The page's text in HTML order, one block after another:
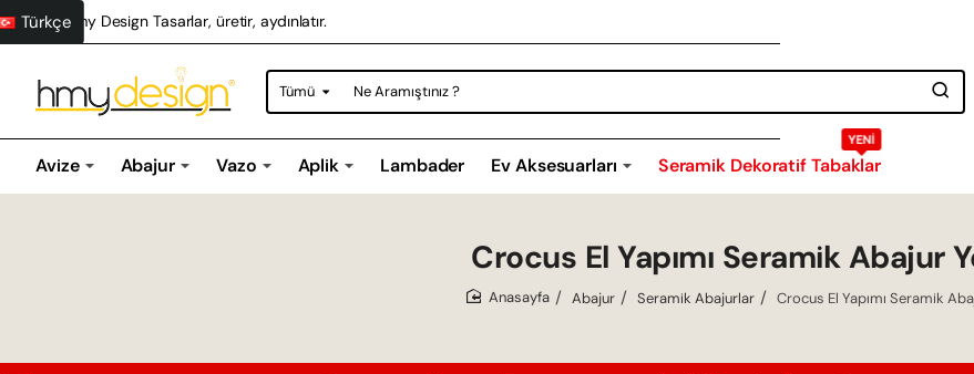
Hmy Design Tasarlar, üretir, aydınlatır.
Türkçe
Tümü
Ne
Aramıştınız
Avize Abajur Vazo Aplik Lambader Ev Aksesuarları Seramik Dekoratif Tabaklar
YENI
Crocus El Yapımı Seramik Abajur
Abajur Seramik Abajurlar Crocus El Yapımı Seramik